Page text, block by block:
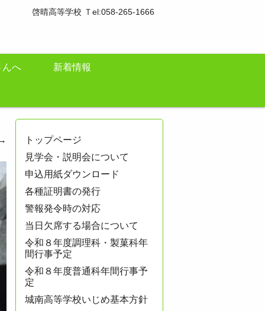
啓晴高等学校 Ｔel:058-265-1666
んへ 新着情報
トップページ
見学会・説明会について
申込用紙ダウンロード
各種証明書の発行
警報発令時の対応
当日欠席する場合について
令和８年度調理科・製菓科年
間行事予定
令和８年度普通科年間行事予
定
城南高等学校いじめ基本方針